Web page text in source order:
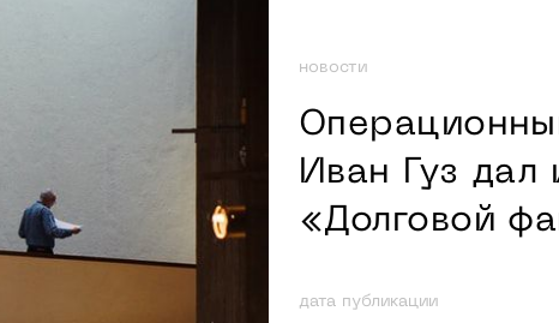
новости
Иван Гуз дал
«Долговой
дата публикации